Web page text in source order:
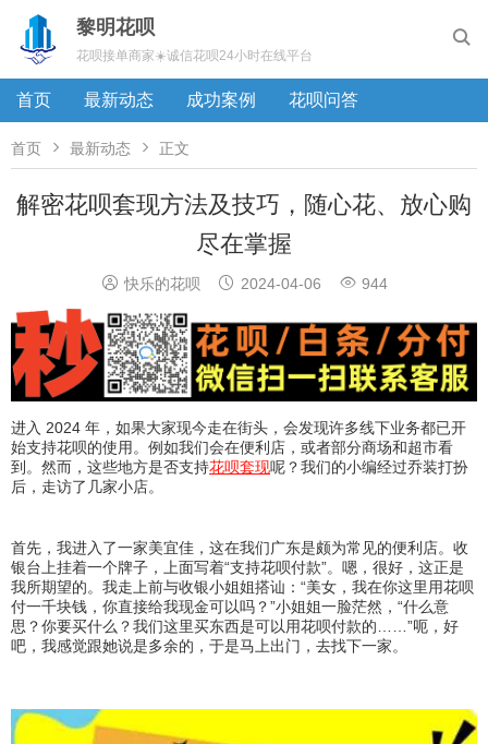

黎明花呗
花呗接单商家☀️诚信花呗24小时在线平台
首页 最新动态 成功案例 花呗问答
首页  最新动态  正文
解密花呗套现方法及技巧，随心花、放心购
尽在掌握
 快乐的花呗  2024-04-06  944
进入 2024 年，如果大家现今走在街头，会发现许多线下业务都已开
始支持花呗的使用。例如我们会在便利店，或者部分商场和超市看
到。然而，这些地方是否支持花呗套现呢？我们的小编经过乔装打扮
后，走访了几家小店。
首先，我进入了一家美宜佳，这在我们广东是颇为常见的便利店。收
银台上挂着一个牌子，上面写着“支持花呗付款”。嗯，很好，这正是
我所期望的。我走上前与收银小姐姐搭讪：“美女，我在你这里用花呗
付一千块钱，你直接给我现金可以吗？”小姐姐一脸茫然，“什么意
思？你要买什么？我们这里买东西是可以用花呗付款的……”呃，好
吧，我感觉跟她说是多余的，于是马上出门，去找下一家。